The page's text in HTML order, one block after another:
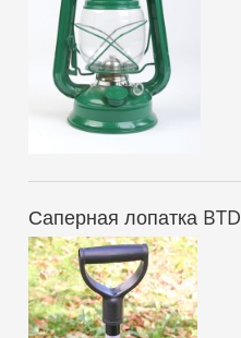
Саперная лопатка BTD